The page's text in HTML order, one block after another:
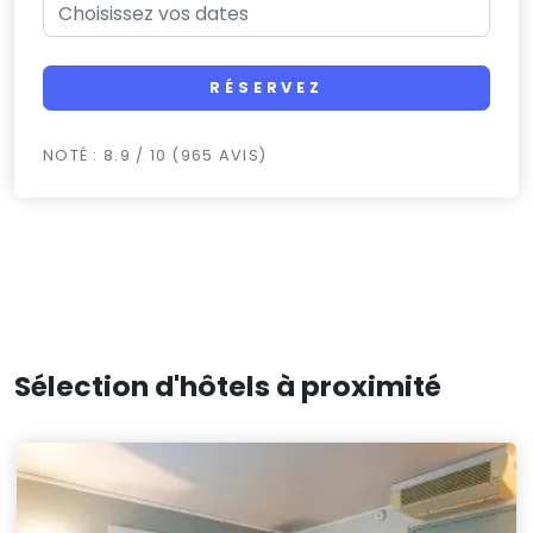
RÉSERVEZ
NOTÉ : 8.9 / 10 (965 AVIS)
Sélection d'hôtels à proximité